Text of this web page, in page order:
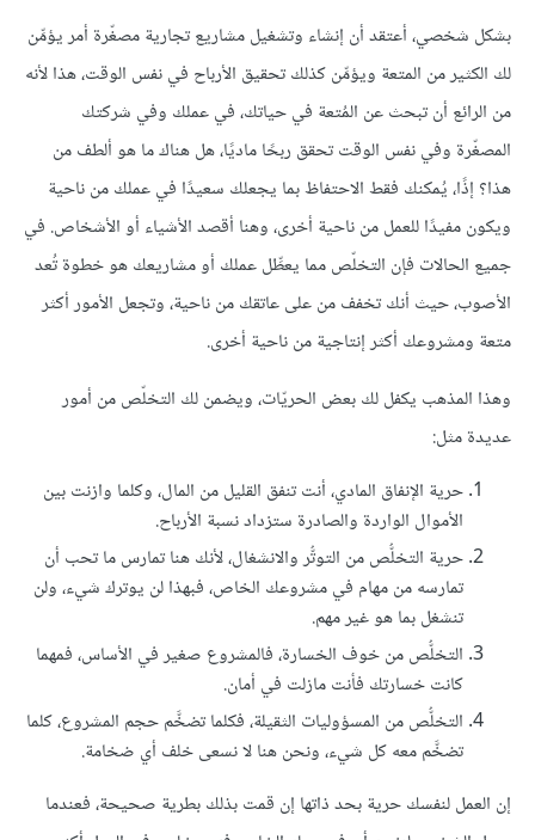
بشكل شخصي، أعتقد أن إنشاء وتشغيل مشاريع تجارية مصغّرة أمر يؤمِّن
لك الكثير من المتعة ويؤمِّن كذلك تحقيق الأرباح في نفس الوقت، هذا لأنه
من الرائع أن تبحث عن المُتعة في حياتك، في عملك وفي شركتك
المصغّرة وفي نفس الوقت تحقق ربحًا ماديًا، هل هناك ما هو ألطف من
هذا؟ إذًا، يُمكنك فقط الاحتفاظ بما يجعلك سعيدًا في عملك من ناحية
ويكون مفيدًا للعمل من ناحية أخرى، وهنا أقصد الأشياء أو الأشخاص. في
جميع الحالات فإن التخلّص مما يعطِّل عملك أو مشاريعك هو خطوة تُعد
الأصوب، حيث أنك تخفف من على عاتقك من ناحية، وتجعل الأمور أكثر
متعة ومشروعك أكثر إنتاجية من ناحية أخرى.
وهذا المذهب يكفل لك بعض الحريّات، ويضمن لك التخلّص من أمور
عديدة مثل:
حرية الإنفاق المادي، أنت تنفق القليل من المال، وكلما وازنت بين
الأموال الواردة والصادرة ستزداد نسبة الأرباح.
حرية التخلُّص من التوتُّر والانشغال، لأنك هنا تمارس ما تحب أن
تمارسه من مهام في مشروعك الخاص، فبهذا لن يوترك شيء، ولن
تنشغل بما هو غير مهم.
التخلُّص من خوف الخسارة، فالمشروع صغير في الأساس، فمهما
كانت خسارتك فأنت مازلت في أمان.
التخلُّص من المسؤوليات الثقيلة، فكلما تضخَّم حجم المشروع، كلما
تضخَّم معه كل شيء، ونحن هنا لا نسعى خلف أي ضخامة.
إن العمل لنفسك حرية بحد ذاتها إن قمت بذلك بطرية صحيحة، فعندما